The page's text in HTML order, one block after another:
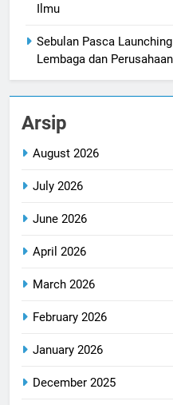
Ilmu
Sebulan Pasca
Lembaga dan
Arsip
August 2026
July 2026
June 2026
April 2026
March 2026
February 2026
January 2026
December 2025